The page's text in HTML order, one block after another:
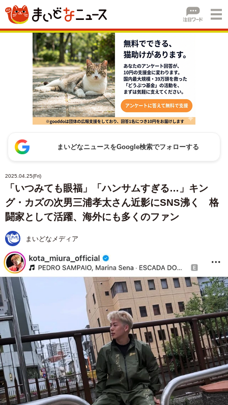
まいどなニュースをGoogle検索でフォローする
2025.04.25(Fri)
「いつみても眼福」「ハンサムすぎる…」キン
グ・カズの次男三浦孝太さん近影にSNS沸く 格
闘家として活躍、海外にも多くのファン
まいどなメディア